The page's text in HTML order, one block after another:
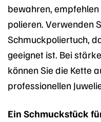
bewahren,
polieren. Verwenden
Schmuckpoliertuch,
geeignet ist. Bei
können Sie die Kette
professionellen
Ein Schmuckstück